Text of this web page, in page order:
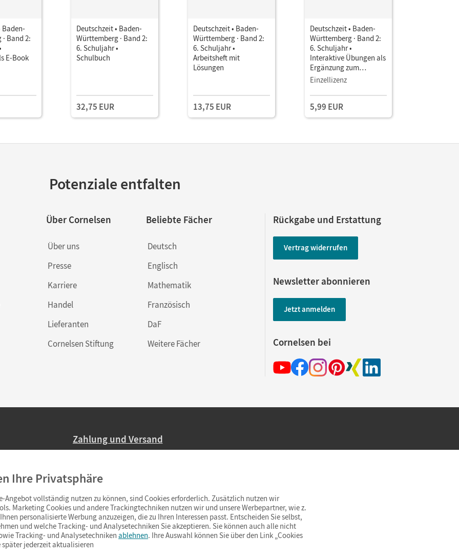
Baden-
Band 2:
E-Book
Deutschzeit • Baden-
Württemberg · Band 2:
6. Schuljahr •
Schulbuch
32,75 EUR
Deutschzeit • Baden-
Württemberg · Band 2:
6. Schuljahr •
Arbeitsheft mit
Lösungen
13,75 EUR
Deutschzeit • Baden-
Württemberg · Band 2:
6. Schuljahr •
Interaktive Übungen als
Ergänzung zum
Arbeitsheft Nutzung
Einzellizenz
5,99 EUR
Potenziale entfalten
Über Cornelsen
Über uns
Presse
Karriere
Handel
Lieferanten
Cornelsen Stiftung
Beliebte Fächer
Deutsch
Englisch
Mathematik
Französisch
DaF
Weitere Fächer
Rückgabe und Erstattung
Vertrag widerrufen
Newsletter abonnieren
Jetzt anmelden
Cornelsen bei
Zahlung und Versand
Ab 59,– EUR Bestellwert liefern wir versandkostenfrei innerhalb Deutschlands
(Lieferung in 3–6 Tagen).
Ihre Privatsphäre
Angebot vollständig nutzen zu können, sind Cookies erforderlich. Zusätzlich nutzen wir
Marketing Cookies und andere Trackingtechniken nutzen wir und unsere Werbepartner, wie z.
personalisierte Werbung anzuzeigen, die zu Ihren Interessen passt. Entscheiden Sie selbst,
und welche Tracking- und Analysetechniken Sie akzeptieren. Sie können auch alle nicht
Tracking- und Analysetechniken ablehnen. Ihre Auswahl können Sie über den Link „Cookies
später jederzeit aktualisieren